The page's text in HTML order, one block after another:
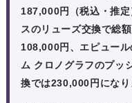
187,000円（税込・推定
スのリューズ交換で総
108,000円、エピュー
ム クロノグラフのプッ
換では230,000円になり